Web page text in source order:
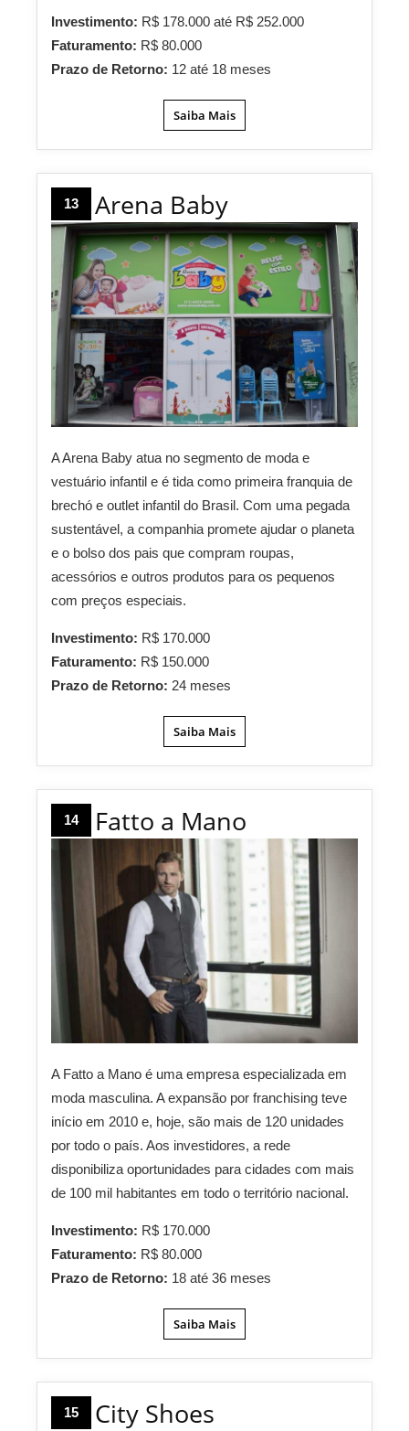
Investimento: R$ 178.000 até R$ 252.000
Faturamento: R$ 80.000
Prazo de Retorno: 12 até 18 meses
Saiba Mais
13 Arena Baby
A Arena Baby atua no segmento de moda e
vestuário infantil e é tida como primeira franquia de
brechó e outlet infantil do Brasil. Com uma pegada
sustentável, a companhia promete ajudar o planeta
e o bolso dos pais que compram roupas,
acessórios e outros produtos para os pequenos
com preços especiais.
Investimento: R$ 170.000
Faturamento: R$ 150.000
Prazo de Retorno: 24 meses
Saiba Mais
14 Fatto a Mano
A Fatto a Mano é uma empresa especializada em
moda masculina. A expansão por franchising teve
início em 2010 e, hoje, são mais de 120 unidades
por todo o país. Aos investidores, a rede
disponibiliza oportunidades para cidades com mais
de 100 mil habitantes em todo o território nacional.
Investimento: R$ 170.000
Faturamento: R$ 80.000
Prazo de Retorno: 18 até 36 meses
Saiba Mais
15 City Shoes